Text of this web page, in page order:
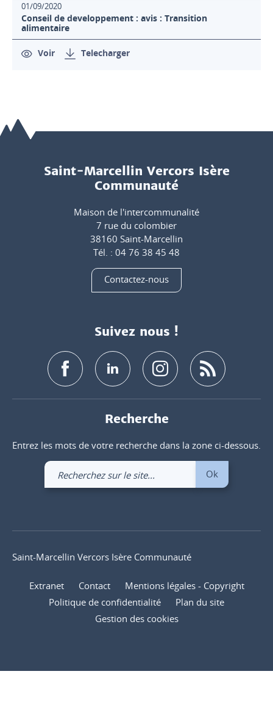
01/09/2020
Conseil de developpement : avis : Transition
alimentaire
Voir Telecharger
Saint-Marcellin Vercors Isère
Communauté
Maison de l'intercommunalité
7 rue du colombier
38160 Saint-Marcellin
Tél. : 04 76 38 45 48
Contactez-nous
Suivez nous !
Recherche
Entrez les mots de votre recherche dans la zone ci-dessous.
Recherchez
sur
Ok
Saint-Marcellin Vercors Isère Communauté
Extranet Contact
Mentions légales - Copyright
Politique de confidentialité
Plan du site
Gestion des cookies